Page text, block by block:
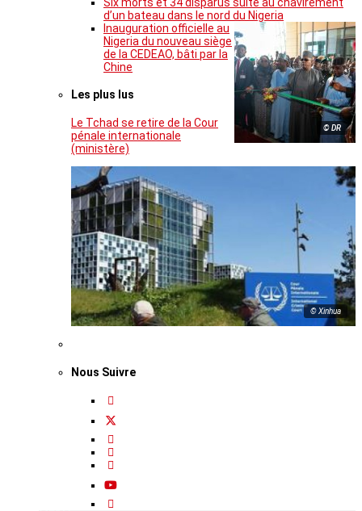
d’un bateau dans le nord du Nigeria
© DR
Inauguration officielle au
Nigeria du nouveau siège
de la CEDEAO, bâti par la
Chine
Les plus lus
Le Tchad se retire de la Cour
pénale internationale
(ministère)
© Xinhua
Nous Suivre